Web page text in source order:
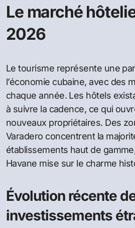
Le marché
2026
Le tourisme représente une
l’économie cubaine, avec des
chaque année. Les hôtels
à suivre la cadence, ce qui
nouveaux propriétaires. Des
Varadero concentrent la
établissements haut de
Havane mise sur le charme
Évolution récente
investissements